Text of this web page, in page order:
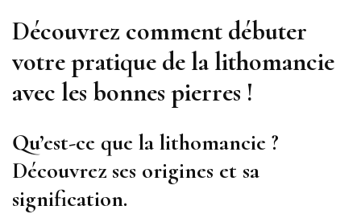
Découvrez comment débuter
votre pratique de la lithomancie
avec les bonnes pierres !
Qu’est-ce que la lithomancie ?
Découvrez ses origines et sa
signification.